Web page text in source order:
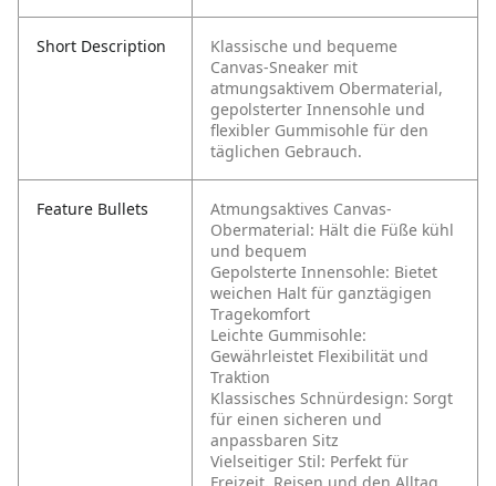
Short Description
Klassische und bequeme
Canvas-Sneaker mit
atmungsaktivem Obermaterial,
gepolsterter Innensohle und
flexibler Gummisohle für den
täglichen Gebrauch.
Feature Bullets
Atmungsaktives Canvas-
Obermaterial: Hält die Füße kühl
und bequem
Gepolsterte Innensohle: Bietet
weichen Halt für ganztägigen
Tragekomfort
Leichte Gummisohle:
Gewährleistet Flexibilität und
Traktion
Klassisches Schnürdesign: Sorgt
für einen sicheren und
anpassbaren Sitz
Vielseitiger Stil: Perfekt für